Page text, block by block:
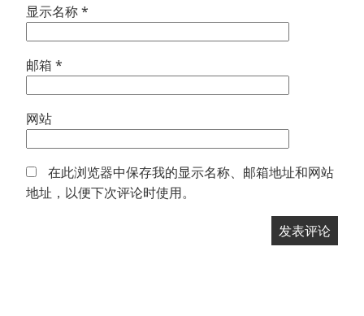
显示名称*
邮箱 *
网站
在此浏览器中保存我的显示名称、邮箱地址和网站
地址，以便下次评论时使用。